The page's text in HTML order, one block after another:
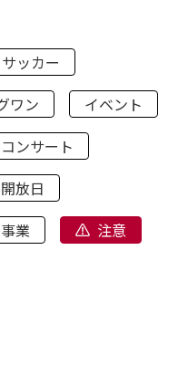
サッカー
ワン
イベント
ンサート
放日
業
注意